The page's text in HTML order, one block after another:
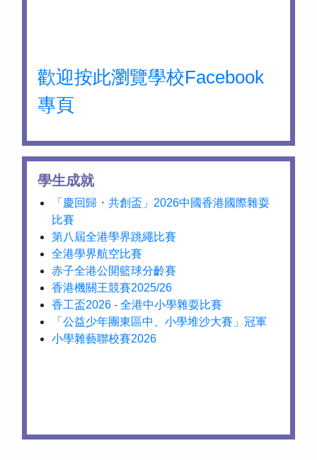
歡迎按此瀏覽學校Facebook
專頁
學生成就
「慶回歸・共創盃」2026中國香港國際雜耍
比賽
第八屆全港學界跳繩比賽
全港學界航空比賽
赤子全港公開籃球分齡賽
香港機關王競賽2025/26
香工盃2026 - 全港中小學雜耍比賽
「公益少年團東區中、小學堆沙大賽」冠軍
小學雜藝聯校賽2026